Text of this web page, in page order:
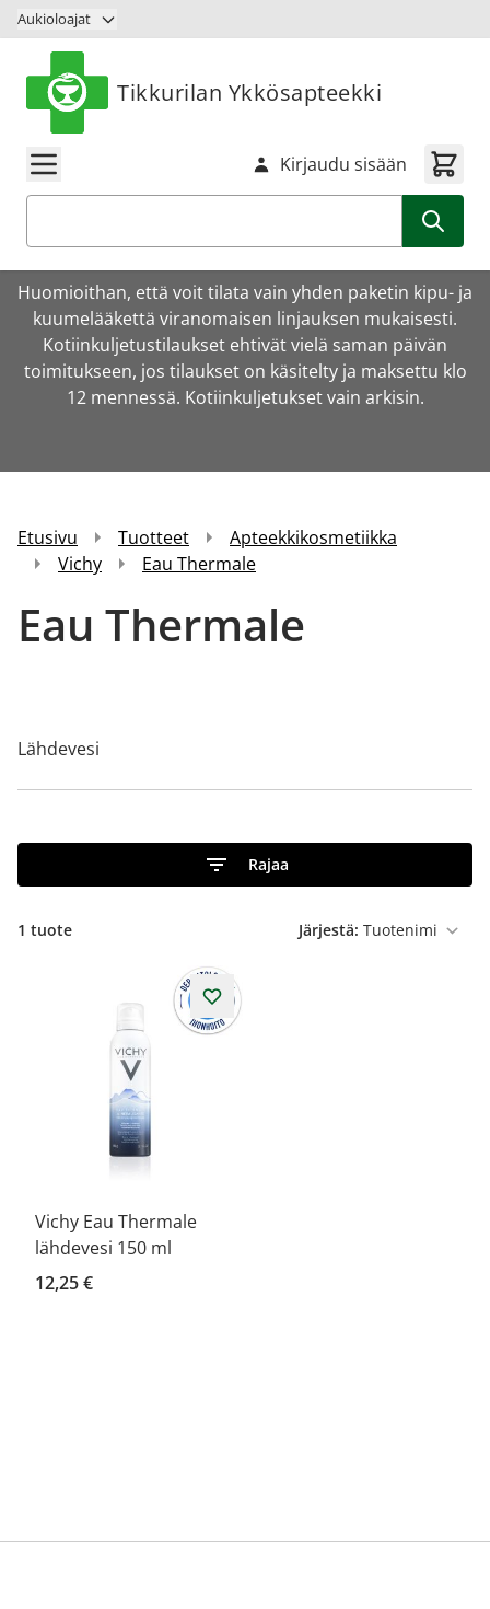
Siirry sisältöön
Aukioloajat
Tikkurilan Ykkösapteekki
Kirjaudu sisään
Huomioithan, että voit tilata vain yhden paketin kipu- ja
kuumelääkettä viranomaisen linjauksen mukaisesti.
Kotiinkuljetustilaukset ehtivät vielä saman päivän
toimitukseen, jos tilaukset on käsitelty ja maksettu klo
12 mennessä. Kotiinkuljetukset vain arkisin.
Etusivu Tuotteet
Apteekkikosmetiikka
Vichy
Eau Thermale
Eau Thermale
Lähdevesi
Rajaa
1 tuote Järjestä:
Vichy Eau Thermale
lähdevesi 150 ml
12,25 €